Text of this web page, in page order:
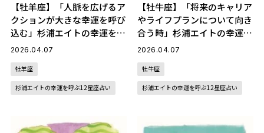
【牡羊座】「人脈を広げるア
クションが大きな幸運を呼び
込む」杉浦エイトの幸運を呼
ぶ12星座占い（4/7～5/6）
2026.04.07
牡羊座
杉浦エイトの幸運を呼ぶ12星座占い
【牡牛座】「将来のキャリア
やライフプランについて向き
合う時」杉浦エイトの幸運を
呼ぶ12星座占い（4/7～
2026.04.07
牡牛座
杉浦エイトの幸運を呼ぶ12星座占い